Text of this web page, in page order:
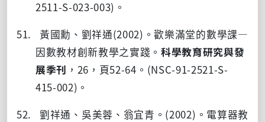
2511-S-023-003) 。
51. 黃國勳、劉祥通(2002) 。歡樂滿堂的數學課—
因數教材創新教學之實踐。科學教育研究與發
展季刊 ， 26 ，頁52-64 。 (NSC-91-2521-S-
415-002) 。
52. 劉祥通、吳美蓉、翁宜青。 (2002) 。電算器教